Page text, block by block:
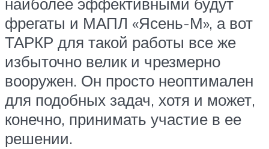
наиболее эффективными будут
фрегаты и МАПЛ «Ясень-М», а вот
ТАРКР для такой работы все же
избыточно велик и чрезмерно
вооружен. Он просто неоптимален
для подобных задач, хотя и может,
конечно, принимать участие в ее
решении.